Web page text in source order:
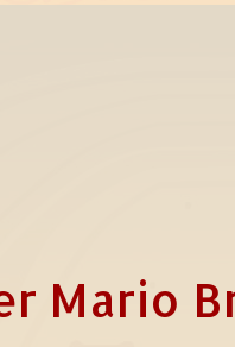
Mario